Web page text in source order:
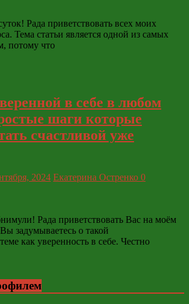
Рада приветствовать всех моих
Тема статьи является одной из самых
потому что
в себе в любом
шаги которые
счастливой уже
2024 Екатерина Остренко 0
Рада приветствовать Вас на моём
задумываетесь о такой
как уверенность в себе. Честно